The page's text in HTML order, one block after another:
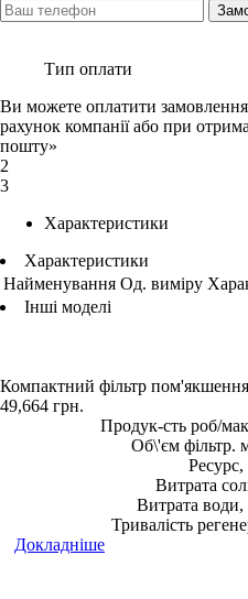
Тип оплати
Ви можете оплатити
рахунок компанії або при
пошту»
2
3
Характеристики
Характеристики
Найменування Од. виміру
Інші моделі
Компактний фільтр
49,664 грн.
Продук-сть роб/
Об\'єм фільтр.
Витрата
Витрата
Тривалість
Докладніше